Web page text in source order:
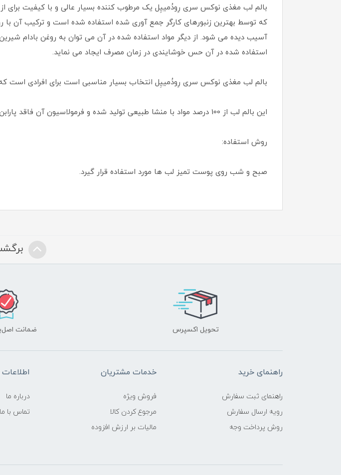
بالم لب مغذی نوکس سری رِودُمییِل یک مرطوب کننده بسیار عالی و با کیفیت برای
که توسط بهترین زنبورهای کارگر جمع آوری شده استفاده شده است و ترکیب آن
آسیب دیده می شود. از دیگر مواد استفاده شده در آن می توان به روغن بادام
استفاده شده در آن حس خوشایندی در زمان مصرف ایجاد می نماید.
بالم لب مغذی نوکس سری رِودُمییِل انتخاب بسیار مناسبی است برای افرادی است که
این بالم لب از 100 درصد مواد با منشا طبیعی تولید شده و فرمولاسیون آن فاقد پارابن می باشد.
روش استفاده:
صبح و شب روی پوست تمیز لب ها مورد استفاده قرار گیرد.
تحویل اکسپرس ضمانت
راهنمای خرید
راهنمای ثبت سفارش
رویه ارسال سفارش
روش پرداخت وجه
خدمات مشتریان
فروش ویژه
مرجوع کردن کالا
مالیات بر ارزش افزوده
اطلاعات
درباره ما
تماس با ما